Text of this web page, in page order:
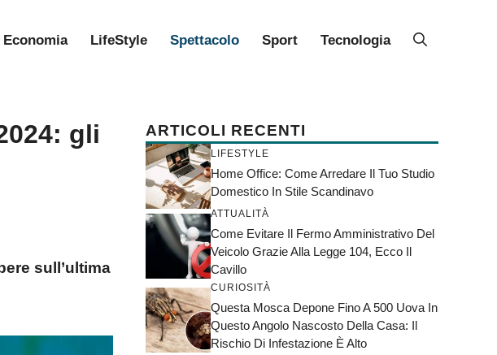
Economia LifeStyle Spettacolo Sport Tecnologia
gli
sull’ultima
ARTICOLI RECENTI
LIFESTYLE
Home Office: Come Arredare Il Tuo Studio
Domestico In Stile Scandinavo
ATTUALITÀ
Come Evitare Il Fermo Amministrativo Del
Veicolo Grazie Alla Legge 104, Ecco Il
Cavillo
CURIOSITÀ
Questa Mosca Depone Fino A 500 Uova In
Questo Angolo Nascosto Della Casa: Il
Rischio Di Infestazione È Alto